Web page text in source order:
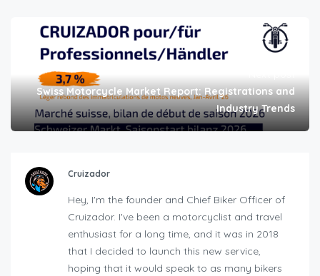
Swiss Motorcycle Market Report: Registrations and
Industry Trends
Cruizador
Hey, I'm the founder and Chief Biker Officer of
Cruizador. I've been a motorcyclist and travel
enthusiast for a long time, and it was in 2018
that I decided to launch this new service,
hoping that it would speak to as many bikers